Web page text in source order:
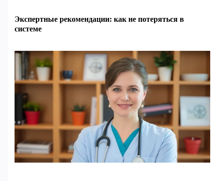
Экспертные рекомендации: как не потеряться в
системе